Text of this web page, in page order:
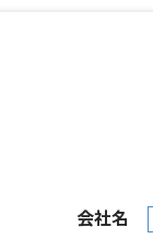
会社名